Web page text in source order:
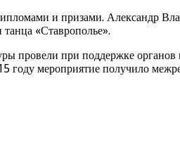
и призами. Александр
танца «Ставрополье».
провели при поддержке
году мероприятие получило